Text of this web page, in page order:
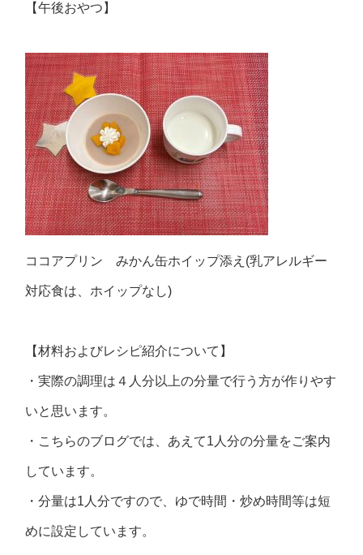
【午後おやつ】
ココアプリン みかん缶ホイップ添え(乳アレルギー
対応食は、ホイップなし)
【材料およびレシピ紹介について】
・実際の調理は４人分以上の分量で行う方が作りやす
いと思います。
・こちらのブログでは、あえて1人分の分量をご案内
しています。
・分量は1人分ですので、ゆで時間・炒め時間等は短
めに設定しています。